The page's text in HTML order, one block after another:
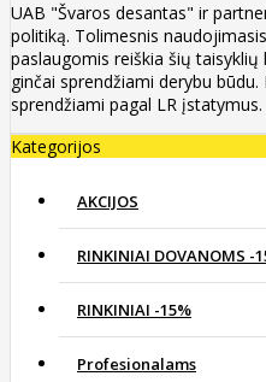
UAB "Švaros desantas" ir
politiką. Tolimesnis
paslaugomis reiškia šių taisyklių
ginčai sprendžiami derybu
sprendžiami pagal LR įstatymus.
Kategorijos
AKCIJOS
RINKINIAI DOVANOMS -
RINKINIAI -15%
Profesionalams